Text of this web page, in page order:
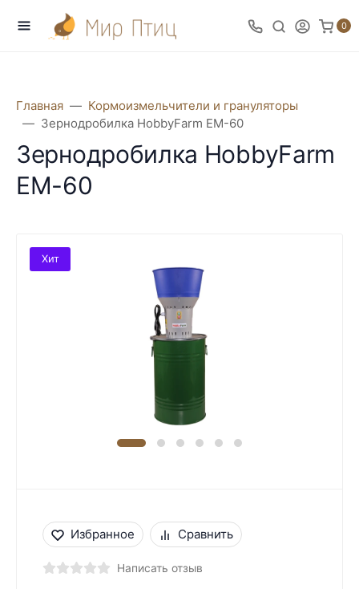
0
Главная
Кормоизмельчители и грануляторы
Зернодробилка HobbyFarm EM-60
Зернодробилка HobbyFarm
EM-60
Хит
Избранное Сравнить
Написать отзыв